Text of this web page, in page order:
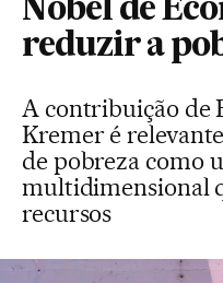
Nobel de
reduzir a
A contribuição de
Kremer é
de pobreza como
multidimensional
recursos